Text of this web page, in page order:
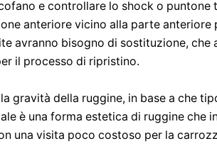
e controllare lo shock o puntone
anteriore vicino alla parte anteriore
avranno bisogno di sostituzione, che
il processo di ripristino.
gravità della ruggine, in base a che
è una forma estetica di ruggine che
una visita poco costoso per la